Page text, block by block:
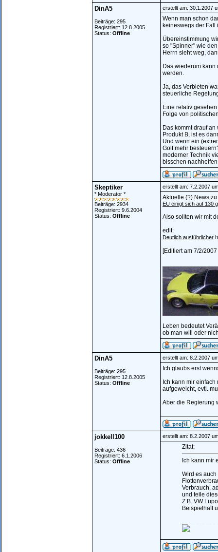
DinA5
Beiträge: 295
Registriert: 12.8.2005
Status: Offline
erstellt am: 30.1.2007
Wenn man schon
keineswegs der Fall
Übereinstimmung
so "Spinner" wie
Herrn sieht weg,
Das wiederum
werden.
Ja, das Verbieten
steuerliche
Eine relativ
Folge von
Das kommt drauf
Produkt B, ist es
Und wenn ein
Golf mehr
moderner Technik
bisschen
Skeptiker
* Moderator *
Beiträge: 2934
Registriert: 9.6.2004
Status: Offline
erstellt am: 7.2.2007
Aktuelle (?) News
EU einigt sich auf 130
Also sollten wir mit
edit:
Deutlich ausführlicher
[Editiert am 7/2/
Leben bedeutet
ob man will oder
DinA5
Beiträge: 295
Registriert: 12.8.2005
Status: Offline
erstellt am: 8.2.2007
Ich glaubs erst
Ich kann mir
aufgeweicht, evtl.
Aber die Regierung
jokkell100
Beiträge: 436
Registriert: 6.1.2006
Status: Offline
erstellt am: 8.2.2007
Zitat:
Ich kann mir
Wird es
Verbrauch,
und teile
Z.B. VW
Beispielhaft